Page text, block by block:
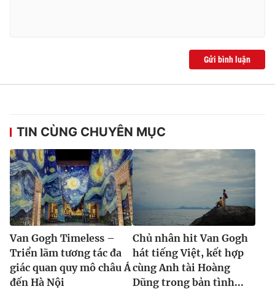
Gửi bình luận
TIN CÙNG CHUYÊN MỤC
Van Gogh Timeless –
Triển lãm tương tác đa
giác quan quy mô châu Á
đến Hà Nội
Chủ nhân hit Van Gogh
hát tiếng Việt, kết hợp
cùng Anh tài Hoàng
Dũng trong bản tình...